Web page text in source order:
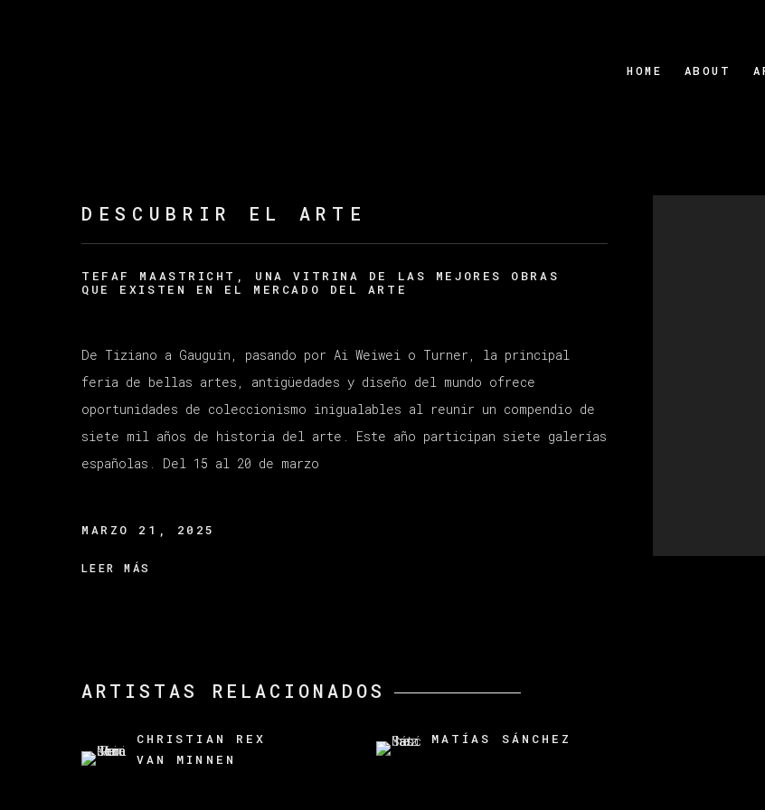
HOME ABOUT
DESCUBRIR EL ARTE
TEFAF MAASTRICHT, UNA VITRINA DE LAS MEJORES OBRAS
QUE EXISTEN EN EL MERCADO DEL ARTE
De Tiziano a Gauguin, pasando por Ai Weiwei o Turner, la principal
feria de bellas artes, antigüedades y diseño del mundo ofrece
oportunidades de coleccionismo inigualables al reunir un compendio de
siete mil años de historia del arte. Este año participan siete galerías
españolas. Del 15 al 20 de marzo
MARZO 21, 2025
LEER MÁS
ARTISTAS RELACIONADOS
CHRISTIAN REX
VAN MINNEN
MATÍAS SÁNCHEZ